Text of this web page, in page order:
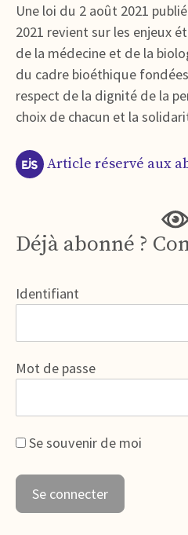
Une loi du 2 août 2021
2021 revient sur les enjeux
de la médecine et de la
du cadre bioéthique
respect de la dignité de la
choix de chacun et la
Article réservé aux
Déjà abonné ?
Identifiant
Mot de passe
Se souvenir de moi